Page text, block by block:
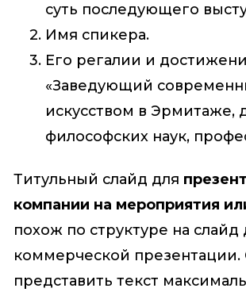
суть последующего
Имя спикера.
Его регалии и
«Заведующий
искусством в Эрмитаже,
философских наук,
Титульный слайд для
компании на мероприятия
похож по структуре на слайд
коммерческой презентации.
представить текст